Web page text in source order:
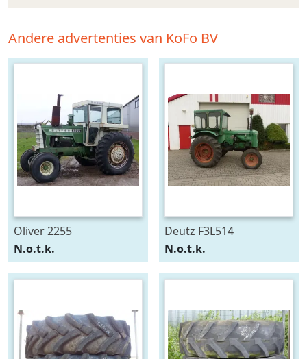
Andere advertenties van KoFo BV
Oliver 2255
N.o.t.k.
Deutz F3L514
N.o.t.k.